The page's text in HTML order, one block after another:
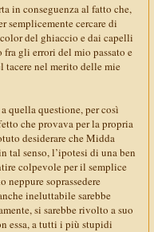
in conseguenza al fatto che,
semplicemente cercare di
del ghiaccio e dai capelli
gli errori del mio passato e
tacere nel merito delle mie
quella questione, per così
che provava per la propria
desiderare che Midda
tal senso, l’ipotesi di una ben
colpevole per il semplice
soprassedere
ineluttabile sarebbe
si sarebbe rivolto a suo
essa, a tutti i più stupidi